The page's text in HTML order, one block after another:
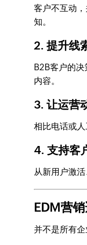
客户不互动
知。
2. 提升线
B2B客户的
内容。
3. 让运营
相比电话或
4. 支持客
从新用户激
EDM营
并不是所有